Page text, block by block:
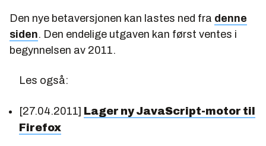
Den nye betaversjonen kan lastes ned fra denne
siden. Den endelige utgaven kan først ventes i
begynnelsen av 2011.
Les også:
[27.04.2011] Lager ny JavaScript-motor til
Firefox